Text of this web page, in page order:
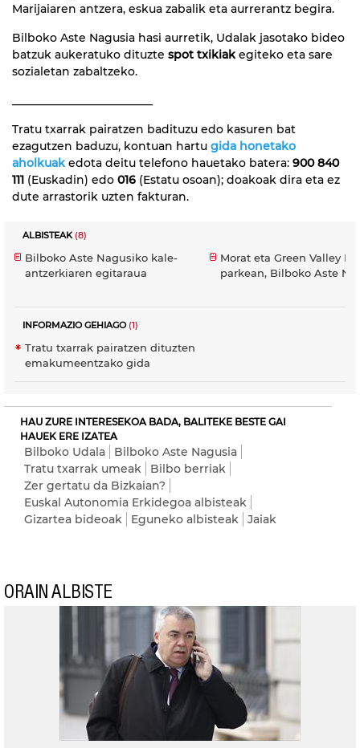
Marijaiaren antzera, eskua zabalik eta aurrerantz begira.
Bilboko Aste Nagusia hasi aurretik, Udalak jasotako bideo
batzuk aukeratuko dituzte spot txikiakegiteko eta sare
sozialetan zabaltzeko.
Tratu txarrak pairatzen badituzu edo kasuren bat
ezagutzen baduzu, kontuan hartu gida honetako
aholkuakedota deitu telefono hauetako batera: 900 840
111 (Euskadin) edo 016 (Estatu osoan); doakoak dira eta ez
dute arrastorik uzten fakturan.
ALBISTEAK(8)
Bilboko Aste Nagusiko kale-
antzerkiaren egitaraua
Morat eta Green Valley
parkean, Bilboko Aste
INFORMAZIO GEHIAGO(1)
Tratu txarrak pairatzen dituzten
emakumeentzako gida
HAU ZURE INTERESEKOA BADA, BALITEKE BESTE GAI
HAUEK ERE IZATEA
Bilboko Udala
Bilboko Aste Nagusia
Tratu txarrak umeak
Bilbo berriak
Zer gertatu da Bizkaian?
Euskal Autonomia Erkidegoa albisteak
Gizartea bideoak
Eguneko albisteak Jaiak
ORAIN ALBISTE